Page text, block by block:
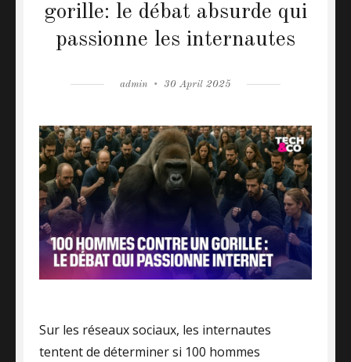
gorille: le débat absurde qui
passionne les internautes
Author
admin
Posted
30 April 2025
Sur les réseaux sociaux, les internautes
tentent de déterminer si 100 hommes